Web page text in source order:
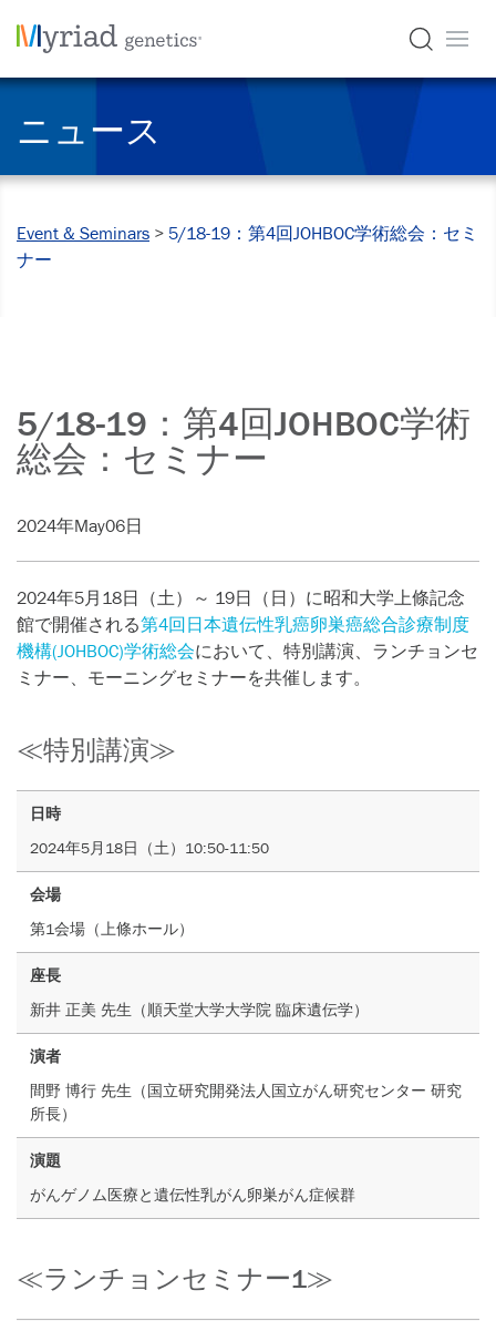
ニュース
Event & Seminars > 5/18-19：第4回JOHBOC学術総会：セミ
ナー
5/18-19：第4回JOHBOC学術
総会：セミナー
2024年May06日
2024年5月18日（土）～ 19日（日）に昭和大学上條記念
館で開催される第4回日本遺伝性乳癌卵巣癌総合診療制度
機構(JOHBOC)学術総会において、特別講演、ランチョンセ
ミナー、モーニングセミナーを共催します。
≪特別講演≫
日時
2024年5月18日（土）10:50-11:50
会場
第1会場（上條ホール）
座長
新井 正美 先生（順天堂大学大学院 臨床遺伝学）
演者
間野 博行 先生（国立研究開発法人国立がん研究センター 研究
所長）
演題
がんゲノム医療と遺伝性乳がん卵巣がん症候群
≪ランチョンセミナー1≫